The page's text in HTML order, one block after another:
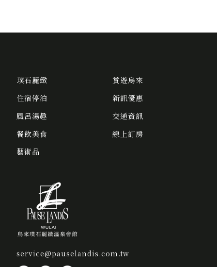
璞石麗緻
住宿停泊
風呂湯趣
餐飲美食
藝術品
賞遊烏來
新訊優惠
交通資訊
線上訂房
service@pauselandis.com.tw